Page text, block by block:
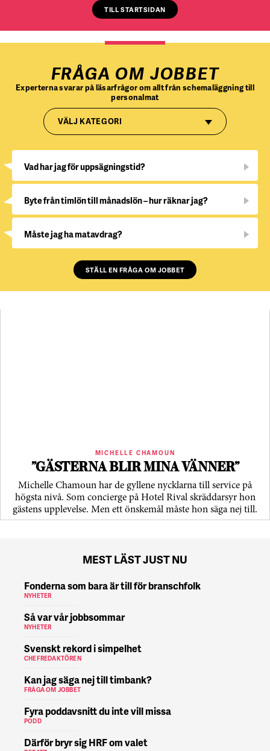
TILL STARTSIDAN
FRÅGA OM JOBBET
Experterna svarar på läsarfrågor om allt från schemaläggning till
personalmat
VÄLJ KATEGORI
Vad har jag för uppsägningstid?
Byte från timlön till månadslön – hur räknar jag?
Måste jag ha matavdrag?
STÄLL EN FRÅGA OM JOBBET
MICHELLE CHAMOUN
”GÄSTERNA BLIR MINA VÄNNER”
Michelle Chamoun har de gyllene nycklarna till service på
högsta nivå. Som concierge på Hotel Rival skräddarsyr hon
gästens upp­levelse. Men ett önskemål måste hon säga nej till.
MEST LÄST JUST NU
Fonderna som bara är till för branschfolk
NYHETER
Så var vår jobbsommar
NYHETER
Svenskt rekord i simpelhet
CHEFREDAKTÖREN
Kan jag säga nej till timbank?
FRÅGA OM JOBBET
Fyra poddavsnitt du inte vill missa
PODD
Därför bryr sig HRF om valet